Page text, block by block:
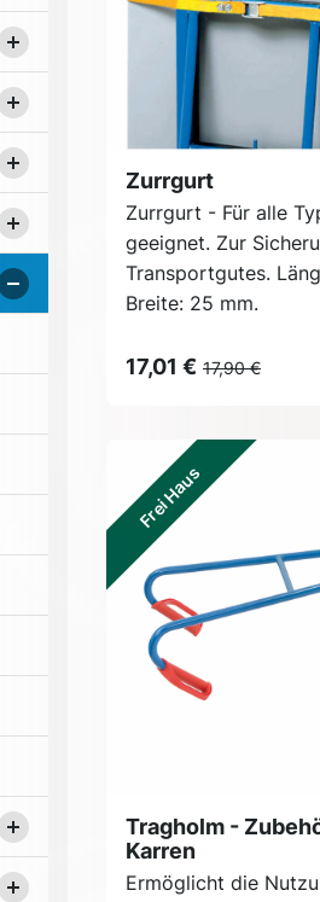
Zurrgurt
Zurrgurt - Für alle
geeignet. Zur
Transportgutes.
Breite: 25 mm.
17,01 € 17,90 €
Frei Haus
Tragholm -
Karren
Ermöglicht die